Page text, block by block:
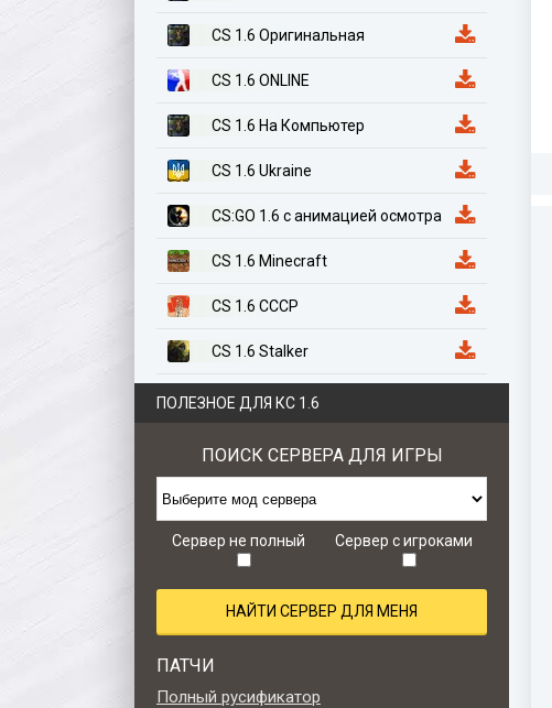
CS 1.6 Оригинальная
CS 1.6 ONLINE
CS 1.6 На Компьютер
CS 1.6 Ukraine
CS:GO 1.6 с анимацией осмотра
CS 1.6 Minecraft
CS 1.6 СССР
CS 1.6 Stalker
CS 1.6 Казахстан
CS 1.6 Retro edition
ПОЛЕЗНОЕ ДЛЯ КС 1.6
ПОИСК СЕРВЕРА ДЛЯ ИГРЫ
Сервер не полный Сервер с игроками
НАЙТИ СЕРВЕР ДЛЯ МЕНЯ
ПАТЧИ
Полный русификатор